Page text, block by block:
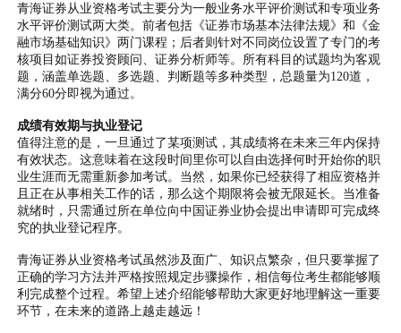
青海证券从业资格考试主要分为一般业务水平评价测试和专项业务
水平评价测试两大类。前者包括《证券市场基本法律法规》和《金
融市场基础知识》两门课程；后者则针对不同岗位设置了专门的考
核项目如证券投资顾问、证券分析师等。所有科目的试题均为客观
题，涵盖单选题、多选题、判断题等多种类型，总题量为120道，
满分60分即视为通过。
成绩有效期与执业登记
值得注意的是，一旦通过了某项测试，其成绩将在未来三年内保持
有效状态。这意味着在这段时间里你可以自由选择何时开始你的职
业生涯而无需重新参加考试。当然，如果你已经获得了相应资格并
且正在从事相关工作的话，那么这个期限将会被无限延长。当准备
就绪时，只需通过所在单位向中国证券业协会提出申请即可完成终
究的执业登记程序。
青海证券从业资格考试虽然涉及面广、知识点繁杂，但只要掌握了
正确的学习方法并严格按照规定步骤操作，相信每位考生都能够顺
利完成整个过程。希望上述介绍能够帮助大家更好地理解这一重要
环节，在未来的道路上越走越远！